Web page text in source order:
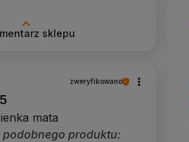
sklepu
zweryfikowano
5
mata
produktu: